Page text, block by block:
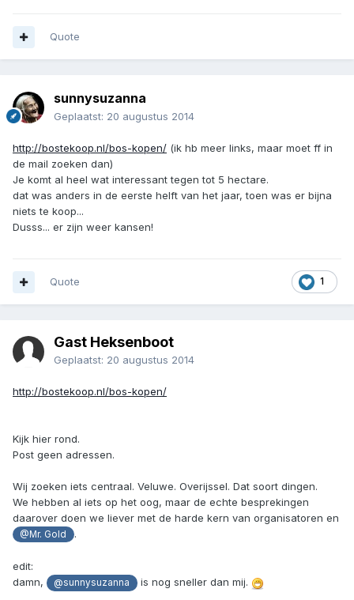
Quote
sunnysuzanna
Geplaatst: 20 augustus 2014
http://bostekoop.nl/bos-kopen/ (ik hb meer links, maar moet ff in
de mail zoeken dan)
Je komt al heel wat interessant tegen tot 5 hectare.
dat was anders in de eerste helft van het jaar, toen was er bijna
niets te koop...
Dusss... er zijn weer kansen!
1
Quote
Gast Heksenboot
Geplaatst: 20 augustus 2014
http://bostekoop.nl/bos-kopen/
Kijk hier rond.
Post geen adressen.
Wij zoeken iets centraal. Veluwe. Overijssel. Dat soort dingen.
We hebben al iets op het oog, maar de echte besprekingen
daarover doen we liever met de harde kern van organisatoren en
@Mr. Gold .
edit:
damn,
@sunnysuzanna is nog sneller dan mij.